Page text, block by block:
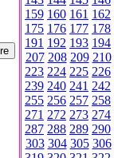
159 160 161 162
175 176 177 178
191 192 193 194
207 208 209 210
223 224 225 226
239 240 241 242
255 256 257 258
271 272 273 274
287 288 289 290
303 304 305 306